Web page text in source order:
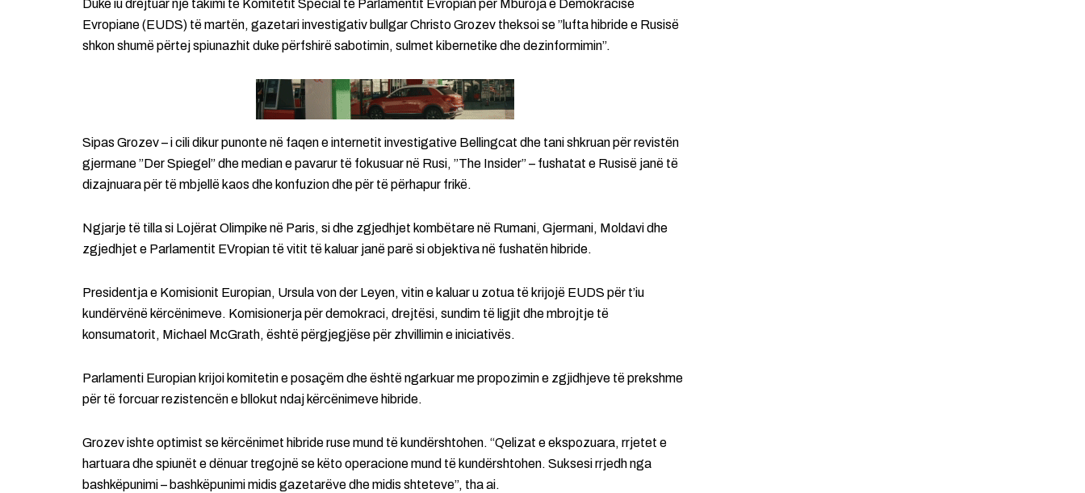
Duke iu drejtuar një takimi të Komitetit Special të Parlamentit Evropian për Mburoja e Demokracisë
Evropiane (EUDS) të martën, gazetari investigativ bullgar Christo Grozev theksoi se ”lufta hibride e Rusisë
shkon shumë përtej spiunazhit duke përfshirë sabotimin, sulmet kibernetike dhe dezinformimin”.
Sipas Grozev – i cili dikur punonte në faqen e internetit investigative Bellingcat dhe tani shkruan për revistën
gjermane ”Der Spiegel” dhe median e pavarur të fokusuar në Rusi, ”The Insider” – fushatat e Rusisë janë të
dizajnuara për të mbjellë kaos dhe konfuzion dhe për të përhapur frikë.
Ngjarje të tilla si Lojërat Olimpike në Paris, si dhe zgjedhjet kombëtare në Rumani, Gjermani, Moldavi dhe
zgjedhjet e Parlamentit EVropian të vitit të kaluar janë parë si objektiva në fushatën hibride.
Presidentja e Komisionit Europian, Ursula von der Leyen, vitin e kaluar u zotua të krijojë EUDS për t’iu
kundërvënë kërcënimeve. Komisionerja për demokraci, drejtësi, sundim të ligjit dhe mbrojtje të
konsumatorit, Michael McGrath, është përgjegjëse për zhvillimin e iniciativës.
Parlamenti Europian krijoi komitetin e posaçëm dhe është ngarkuar me propozimin e zgjidhjeve të prekshme
për të forcuar rezistencën e bllokut ndaj kërcënimeve hibride.
Grozev ishte optimist se kërcënimet hibride ruse mund të kundërshtohen. “Qelizat e ekspozuara, rrjetet e
hartuara dhe spiunët e dënuar tregojnë se këto operacione mund të kundërshtohen. Suksesi rrjedh nga
bashkëpunimi – bashkëpunimi midis gazetarëve dhe midis shteteve”, tha ai.